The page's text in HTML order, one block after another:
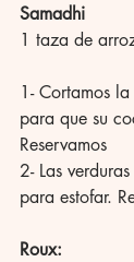
Samadhi
1 taza de
1- Cortamos
para que su
Reservamos
2- Las
para estofar.
Roux: